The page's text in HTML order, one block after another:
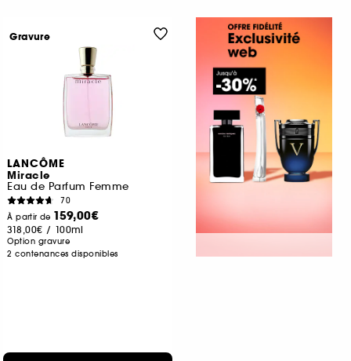
LANCÔME
Miracle
Eau de Parfum Femme
70
À partir de 159,00€
318,00€ / 100ml
Option gravure
2 contenances disponibles
Gravure